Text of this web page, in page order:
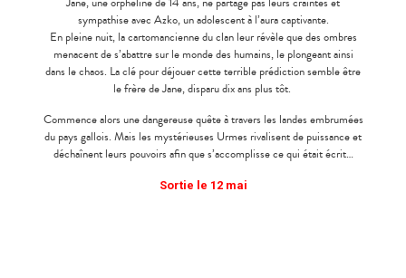
sympathise avec Azko, un adolescent à l’aura captivante.
En pleine nuit, la cartomancienne du clan leur révèle que des ombres
menacent de s’abattre sur le monde des humains, le plongeant ainsi
dans le chaos. La clé pour déjouer cette terrible prédiction semble être
le frère de Jane, disparu dix ans plus tôt.
Commence alors une dangereuse quête à travers les landes embrumées
du pays gallois. Mais les mystérieuses Urmes rivalisent de puissance et
déchaînent leurs pouvoirs afin que s’accomplisse ce qui était écrit…
Sortie le 12 mai